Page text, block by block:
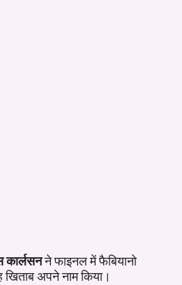
कार्लसनने फाइनल में फैबियानो
अपने नाम किया।